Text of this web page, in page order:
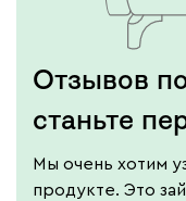
Отзывов
станьте
Мы очень хотим
продукте. Это